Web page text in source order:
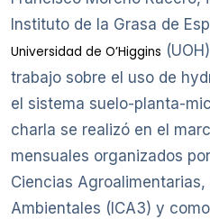
Instituto de la Grasa de
Universidad de O’Higgins
trabajo sobre el uso de
el sistema suelo-planta-
charla se realizó en el
mensuales organizados
Ciencias
Ambientales (ICA3) y